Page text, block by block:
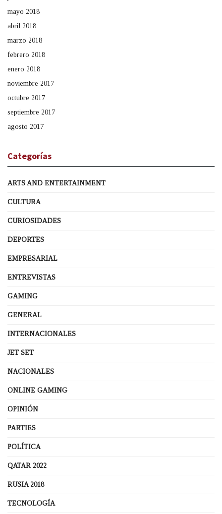
mayo 2018
abril 2018
marzo 2018
febrero 2018
enero 2018
noviembre 2017
octubre 2017
septiembre 2017
agosto 2017
Categorías
ARTS AND ENTERTAINMENT
CULTURA
CURIOSIDADES
DEPORTES
EMPRESARIAL
ENTREVISTAS
GAMING
GENERAL
INTERNACIONALES
JET SET
NACIONALES
ONLINE GAMING
OPINIÓN
PARTIES
POLÍTICA
QATAR 2022
RUSIA 2018
TECNOLOGÍA